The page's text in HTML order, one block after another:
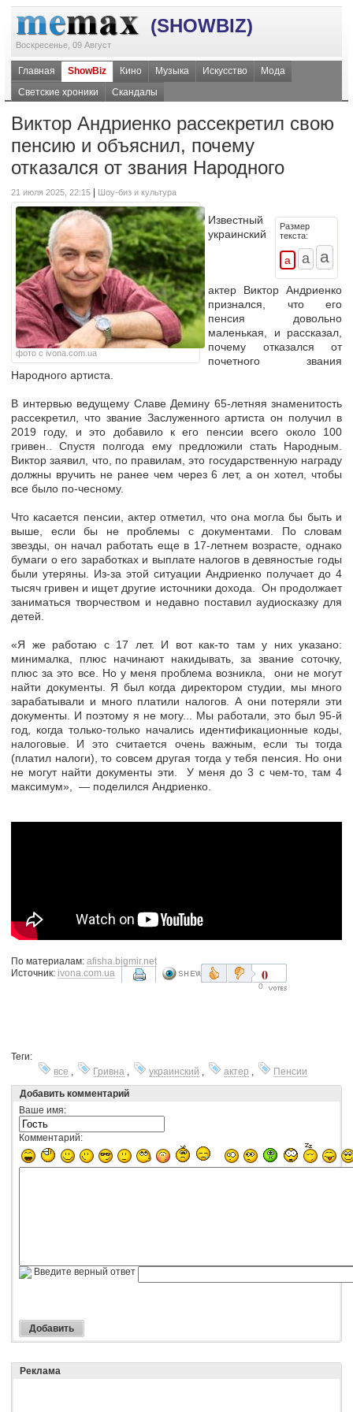
(SHOWBIZ)
Воскресенье, 09 Август
Главная ShowBiz Кино Музыка Искусство
Мода
Светские хроники
Скандалы
Виктор Андриенко рассекретил свою
пенсию и объяснил, почему
отказался от звания Народного
21 июля 2025, 22:15 Шоу-биз и культура
фото с ivona.com.ua
Размер
текста:
Известный
украинский
актер Виктор Андриенко
признался, что его
пенсия довольно
маленькая, и рассказал,
почему отказался от
почетного звания
Народного артиста.
В интервью ведущему Славе Демину 65-летняя знаменитость
рассекретил, что звание Заслуженного артиста он получил в
2019 году, и это добавило к его пенсии всего около 100
гривен.. Спустя полгода ему предложили стать Народным.
Виктор заявил, что, по правилам, это государственную награду
должны вручить не ранее чем через 6 лет, а он хотел, чтобы
все было по-чесному.
Что касается пенсии, актер отметил, что она могла бы быть и
выше, если бы не проблемы с документами. По словам
звезды, он начал работать еще в 17-летнем возрасте, однако
бумаги о его заработках и выплате налогов в девяностые годы
были утеряны. Из-за этой ситуации Андриенко получает до 4
тысяч гривен и ищет другие источники дохода. Он продолжает
заниматься творчеством и недавно поставил аудиосказку для
детей.
«Я же работаю с 17 лет. И вот как-то там у них указано:
минималка, плюс начинают накидывать, за звание соточку,
плюс за это все. Но у меня проблема возникла, они не могут
найти документы. Я был когда директором студии, мы много
зарабатывали и много платили налогов. А они потеряли эти
документы. И поэтому я не могу... Мы работали, это был 95-й
год, когда только-только начались идентификационные коды,
налоговые. И это считается очень важным, если ты тогда
(платил налоги), то совсем другая тогда у тебя пенсия. Но они
не могут найти документы эти. У меня до 3 с чем-то, там 4
максимум», — поделился Андриенко.
По материалам: afisha.bigmir.net
Источник: ivona.com.ua 0
0
Теги:
все
Гривна украинский актер
Пенсии
Добавить комментарий
Ваше имя:
Комментарий:
Введите верный ответ
Реклама